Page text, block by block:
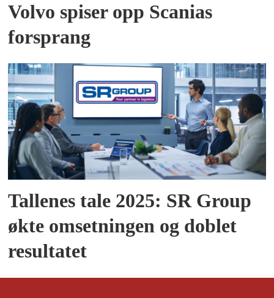
Volvo spiser opp Scanias
forsprang
Tallenes tale 2025: SR Group
økte omsetningen og doblet
resultatet